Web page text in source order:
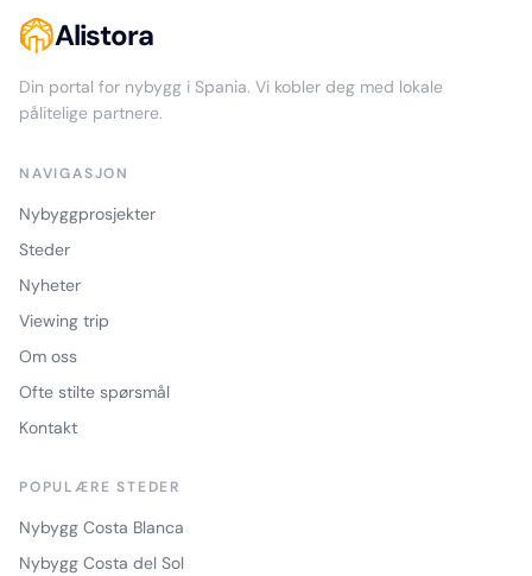
Alistora
Din portal for nybygg i Spania. Vi kobler deg med lokale
pålitelige partnere.
NAVIGASJON
Nybyggprosjekter
Steder
Nyheter
Viewing trip
Om oss
Ofte stilte spørsmål
Kontakt
POPULÆRE STEDER
Nybygg Costa Blanca
Nybygg Costa del Sol